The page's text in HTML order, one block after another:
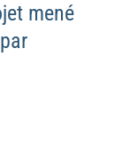
mené